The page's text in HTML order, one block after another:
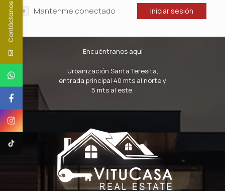
Manténme conectado Iniciar sesión
Encuéntranos aquí
Urbanización Santa Teresita,
entrada principal 40 mts al norte y
5 mts al este.
Contáctanos